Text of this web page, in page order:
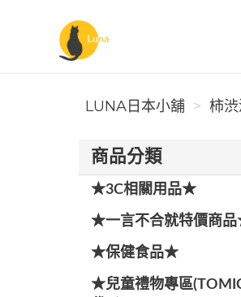
Luna日本小舖
LUNA日本小舖 柿
商品分類
★3C相關用品★
★一言不合就特價商
★保健食品★
★兒童禮物專區